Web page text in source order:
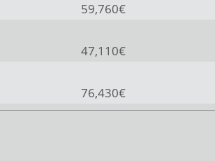
59,760€
47,110€
76,430€